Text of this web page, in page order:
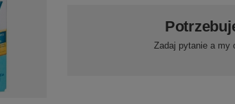
Zadaj pytanie a my